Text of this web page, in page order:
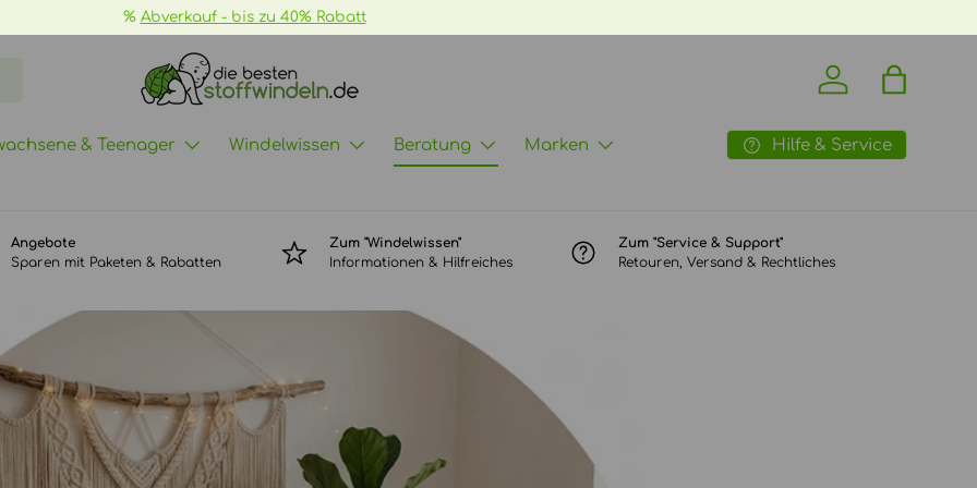
📦GRATIS Versand ab 70€ ->mehr Infos
Einloggen
& Teenager Windelwissen Beratung Marken Hilfe & Service
Angebote
Sparen mit Paketen & Rabatten
Zum "Windelwissen"
Informationen & Hilfreiches
Zum "Service & Support"
Retouren, Versand & Rechtliches